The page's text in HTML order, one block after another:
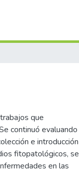
que
continuó evaluando
e introducción
fitopatológicos, se
en las